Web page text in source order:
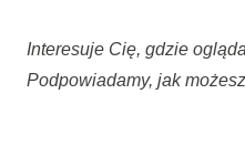
Interesuje Cię, gdzie
Podpowiadamy, jak